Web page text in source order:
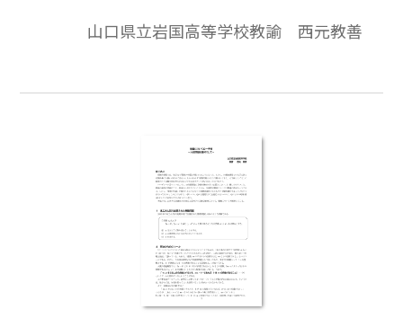
して，複数の自然数に関する条件(不等式)の
の自然数の値について考察する。 入試問
が扱ってあったが，これを４個さらには一
般的にＮ個の場合はどうなるのかについて
考えてみた。※文中の数式は，「Tosho数式
エディタ」で作成されています。ワード文書
で数式を正しく表示するためには，「Tosho
数式エディタ」が導入されていることが必
要です。無償ダウンロードはこちら→無償ダ
ウンロードのご案内
山口県立岩国高等学校教諭 西元教善